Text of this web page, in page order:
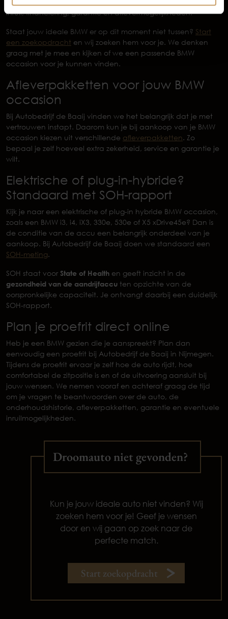
inruil, financiering, garantie en aflevermogelijkheden.
Staat jouw ideale BMW er op dit moment niet tussen? Start
een zoekopdracht en wij zoeken hem voor je. We denken
graag met je mee en kijken of we een passende BMW
occasion voor je kunnen vinden.
Afleverpakketten voor jouw BMW
occasion
Bij Autobedrijf de Baaij vinden we het belangrijk dat je met
vertrouwen instapt. Daarom kun je bij aankoop van je BMW
occasion kiezen uit verschillende afleverpakketten. Zo
bepaal je zelf hoeveel extra zekerheid, service en garantie je
wilt.
Elektrische of plug-in-hybride?
Standaard met SOH-rapport
Kijk je naar een elektrische of plug-in hybride BMW occasion,
zoals een BMW i3, i4, iX3, 330e, 530e of X5 xDrive45e? Dan is
de conditie van de accu een belangrijk onderdeel van je
aankoop. Bij Autobedrijf de Baaij doen we standaard een
SOH-meting.
SOH staat voor State of Health en geeft inzicht in de
gezondheid van de aandrijfaccu ten opzichte van de
oorspronkelijke capaciteit. Je ontvangt daarbij een duidelijk
SOH-rapport.
Plan je proefrit direct online
Heb je een BMW gezien die je aanspreekt? Plan dan
eenvoudig een proefrit bij Autobedrijf de Baaij in Nijmegen.
Tijdens de proefrit ervaar je zelf hoe de auto rijdt, hoe
comfortabel de zitpositie is en of de uitvoering aansluit bij
jouw wensen. We nemen vooraf en achteraf graag de tijd
om je vragen te beantwoorden over de auto, de
onderhoudshistorie, afleverpakketten, garantie en eventuele
inruilmogelijkheden.
Droomauto niet gevonden?
Kun je jouw ideale auto niet vinden? Wij
zoeken hem voor je! Geef je wensen
door en wij gaan op zoek naar de
perfecte match.
Start zoekopdracht